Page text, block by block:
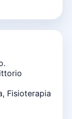
Fisioterapia